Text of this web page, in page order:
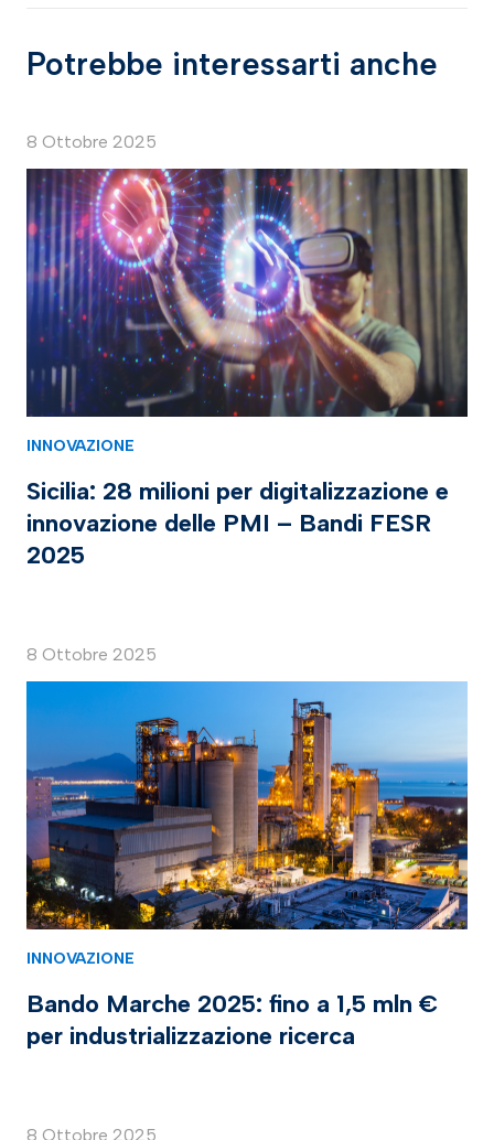
Potrebbe interessarti anche
8 Ottobre 2025
INNOVAZIONE
Sicilia: 28 milioni per digitalizzazione e
innovazione delle PMI – Bandi FESR
2025
8 Ottobre 2025
INNOVAZIONE
Bando Marche 2025: fino a 1,5 mln €
per industrializzazione ricerca
8 Ottobre 2025